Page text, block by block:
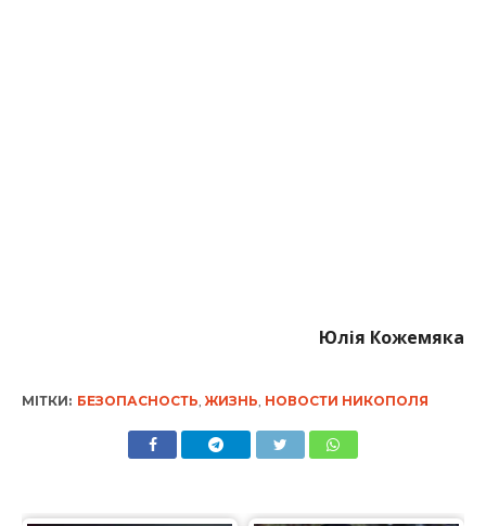
Юлія Кожемяка
МІТКИ: БЕЗОПАСНОСТЬ, ЖИЗНЬ, НОВОСТИ НИКОПОЛЯ